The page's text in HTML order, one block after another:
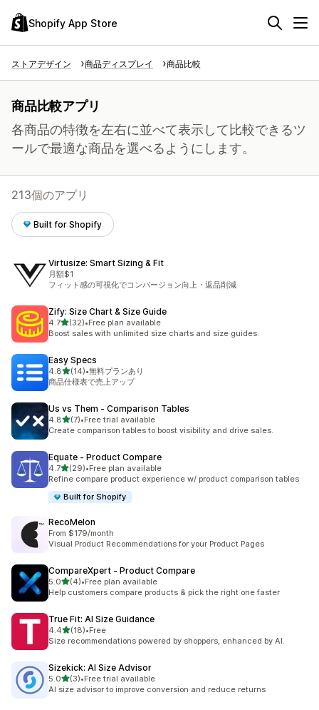
Shopify App Store
ストアデザイン 商品ディスプレイ 商品比較
商品比較アプリ
各商品の特徴を左右に並べて表示して比較できるツ
ールで最適な商品を選べるようにします。
213個のアプリ
Built for Shopify
Virtusize: Smart Sizing & Fit
月額$1
フィット感の可視化でコンバージョン向上・返品削減
Zify: Size Chart & Size Guide
4.75つ星中
(32)
合計レビュー数：32件
•Free plan available
Boost sales with unlimited size charts and size guides.
Easy Specs
4.85つ星中
(14)
合計レビュー数：14件
•無料プランあり
商品仕様表で売上アップ
Us vs Them ‑ Comparison Tables
4.85つ星中
(7)
合計レビュー数：7件
•Free trial available
Create comparison tables to boost visibility and drive sales.
Equate ‑ Product Compare
4.75つ星中
(29)
合計レビュー数：29件
•Free plan available
Refine compare product experience w/ product comparison tables
Built for Shopify
RecoMelon
From $179/month
Visual Product Recommendations for your Product Pages
CompareXpert ‑ Product Compare
5.05つ星中
(4)
合計レビュー数：4件
•Free plan available
Help customers compare products & pick the right one faster
True Fit: AI Size Guidance
4.45つ星中
(18)
合計レビュー数：18件
•Free
Size recommendations powered by shoppers, enhanced by AI.
Sizekick: AI Size Advisor
5.05つ星中
(3)
合計レビュー数：3件
•Free trial available
AI size advisor to improve conversion and reduce returns